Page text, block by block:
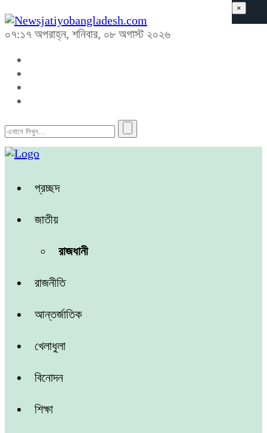
০৭:১৭ অপরাহ্ন, শনিবার, ০৮ অগাস্ট ২০২৬
প্রচ্ছদ
জাতীয়
রাজধানী
রাজনীতি
আন্তর্জাতিক
খেলাধুলা
বিনোদন
শিক্ষা
×